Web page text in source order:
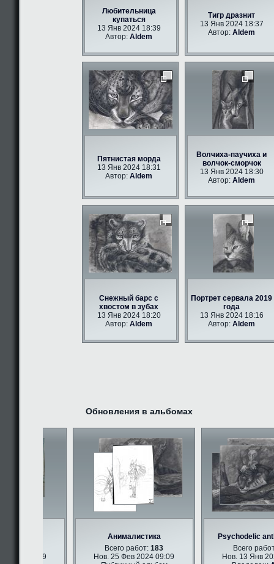
Любительница
купаться
13 Янв 2024 18:39
Автор:Aldem
Тигр дразнит
13 Янв 2024 18:37
Автор:Aldem
Пятнистая морда
13 Янв 2024 18:31
Автор:Aldem
Волчиха-паучиха и
волчок-сморчок
13 Янв 2024 18:30
Автор:Aldem
Снежный барс с
хвостом в зубах
13 Янв 2024 18:20
Автор:Aldem
Портрет сервала 2019
года
13 Янв 2024 18:16
Автор:Aldem
Обновления в альбомах
Анималистика
Всего работ:183
Нов. 25 Фев 2024 09:09
Psychodelic
Всего работ:
Нов. 13 Янв